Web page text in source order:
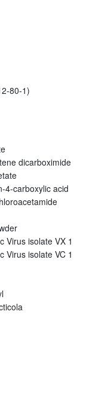
80-1)
dicarboximide
4-carboxylic acid
Virus isolate VX 1
Virus isolate VC 1